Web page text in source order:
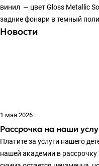
винил — цвет Gloss Metallic
задние фонари в темный
Новости
1 мая 2026
Рассрочка на наши
Платите за услуги нашего
нашей академии в